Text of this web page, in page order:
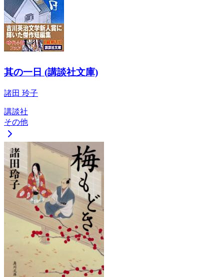
其の一日 (講談社文庫)
諸田 玲子
講談社
その他